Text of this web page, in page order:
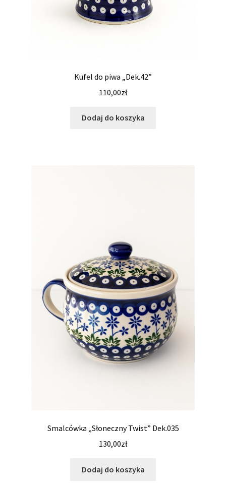
Kufel do piwa „Dek.42”
110,00zł
Dodaj do koszyka
Smalcówka „Słoneczny Twist” Dek.035
130,00zł
Dodaj do koszyka